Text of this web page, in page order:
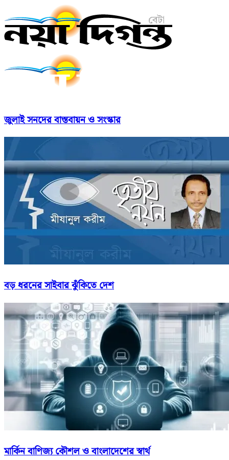
জুলাই সনদের বাস্তবায়ন ও সংস্কার
বড় ধরনের সাইবার ঝুঁকিতে দেশ
মার্কিন বাণিজ্য কৌশল ও বাংলাদেশের স্বার্থ